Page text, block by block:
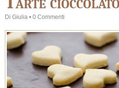
Di Giulia • 0 Commenti